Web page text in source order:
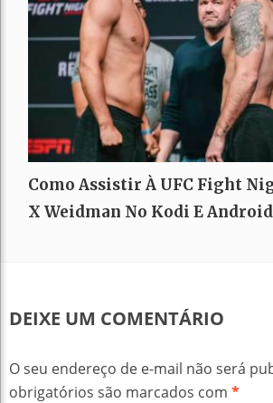
Como Assistir À UFC Fight
X Weidman No Kodi E Android
DEIXE UM COMENTÁRIO
O seu endereço de e-mail não será
obrigatórios são marcados com *